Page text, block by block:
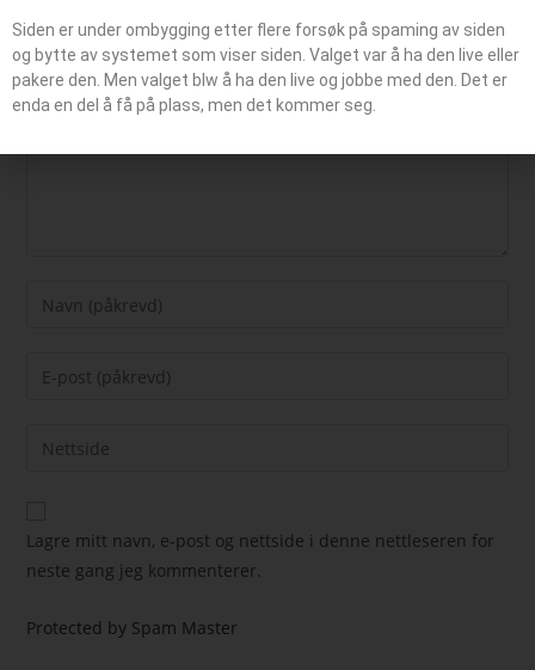
Legg igjen en kommentar
Lagre mitt navn, e-post og nettside i denne nettleseren for
neste gang jeg kommenterer.
Protected by Spam Master
Siden er under ombygging etter flere forsøk på spaming av siden
og bytte av systemet som viser siden. Valget var å ha den live eller
pakere den. Men valget blw å ha den live og jobbe med den. Det er
enda en del å få på plass, men det kommer seg.